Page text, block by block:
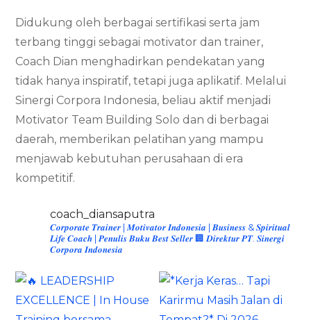
Didukung oleh berbagai sertifikasi serta jam
terbang tinggi sebagai motivator dan trainer,
Coach Dian menghadirkan pendekatan yang
tidak hanya inspiratif, tetapi juga aplikatif. Melalui
Sinergi Corpora Indonesia, beliau aktif menjadi
Motivator Team Building Solo dan di berbagai
daerah, memberikan pelatihan yang mampu
menjawab kebutuhan perusahaan di era
kompetitif.
coach_diansaputra
𝑪𝒐𝒓𝒑𝒐𝒓𝒂𝒕𝒆 𝑻𝒓𝒂𝒊𝒏𝒆𝒓 | 𝑴𝒐𝒕𝒊𝒗𝒂𝒕𝒐𝒓 𝑰𝒏𝒅𝒐𝒏𝒆𝒔𝒊𝒂 | 𝑩𝒖𝒔𝒊𝒏𝒆𝒔𝒔 & 𝑺𝒑𝒊𝒓𝒊𝒕𝒖𝒂𝒍
𝑳𝒊𝒇𝒆 𝑪𝒐𝒂𝒄𝒉 | 𝑷𝒆𝒏𝒖𝒍𝒊𝒔 𝑩𝒖𝒌𝒖 𝑩𝒆𝒔𝒕 𝑺𝒆𝒍𝒍𝒆𝒓 🏢 𝑫𝒊𝒓𝒆𝒌𝒕𝒖𝒓 𝑷𝑻. 𝑺𝒊𝒏𝒆𝒓𝒈𝒊
𝑪𝒐𝒓𝒑𝒐𝒓𝒂 𝑰𝒏𝒅𝒐𝒏𝒆𝒔𝒊𝒂